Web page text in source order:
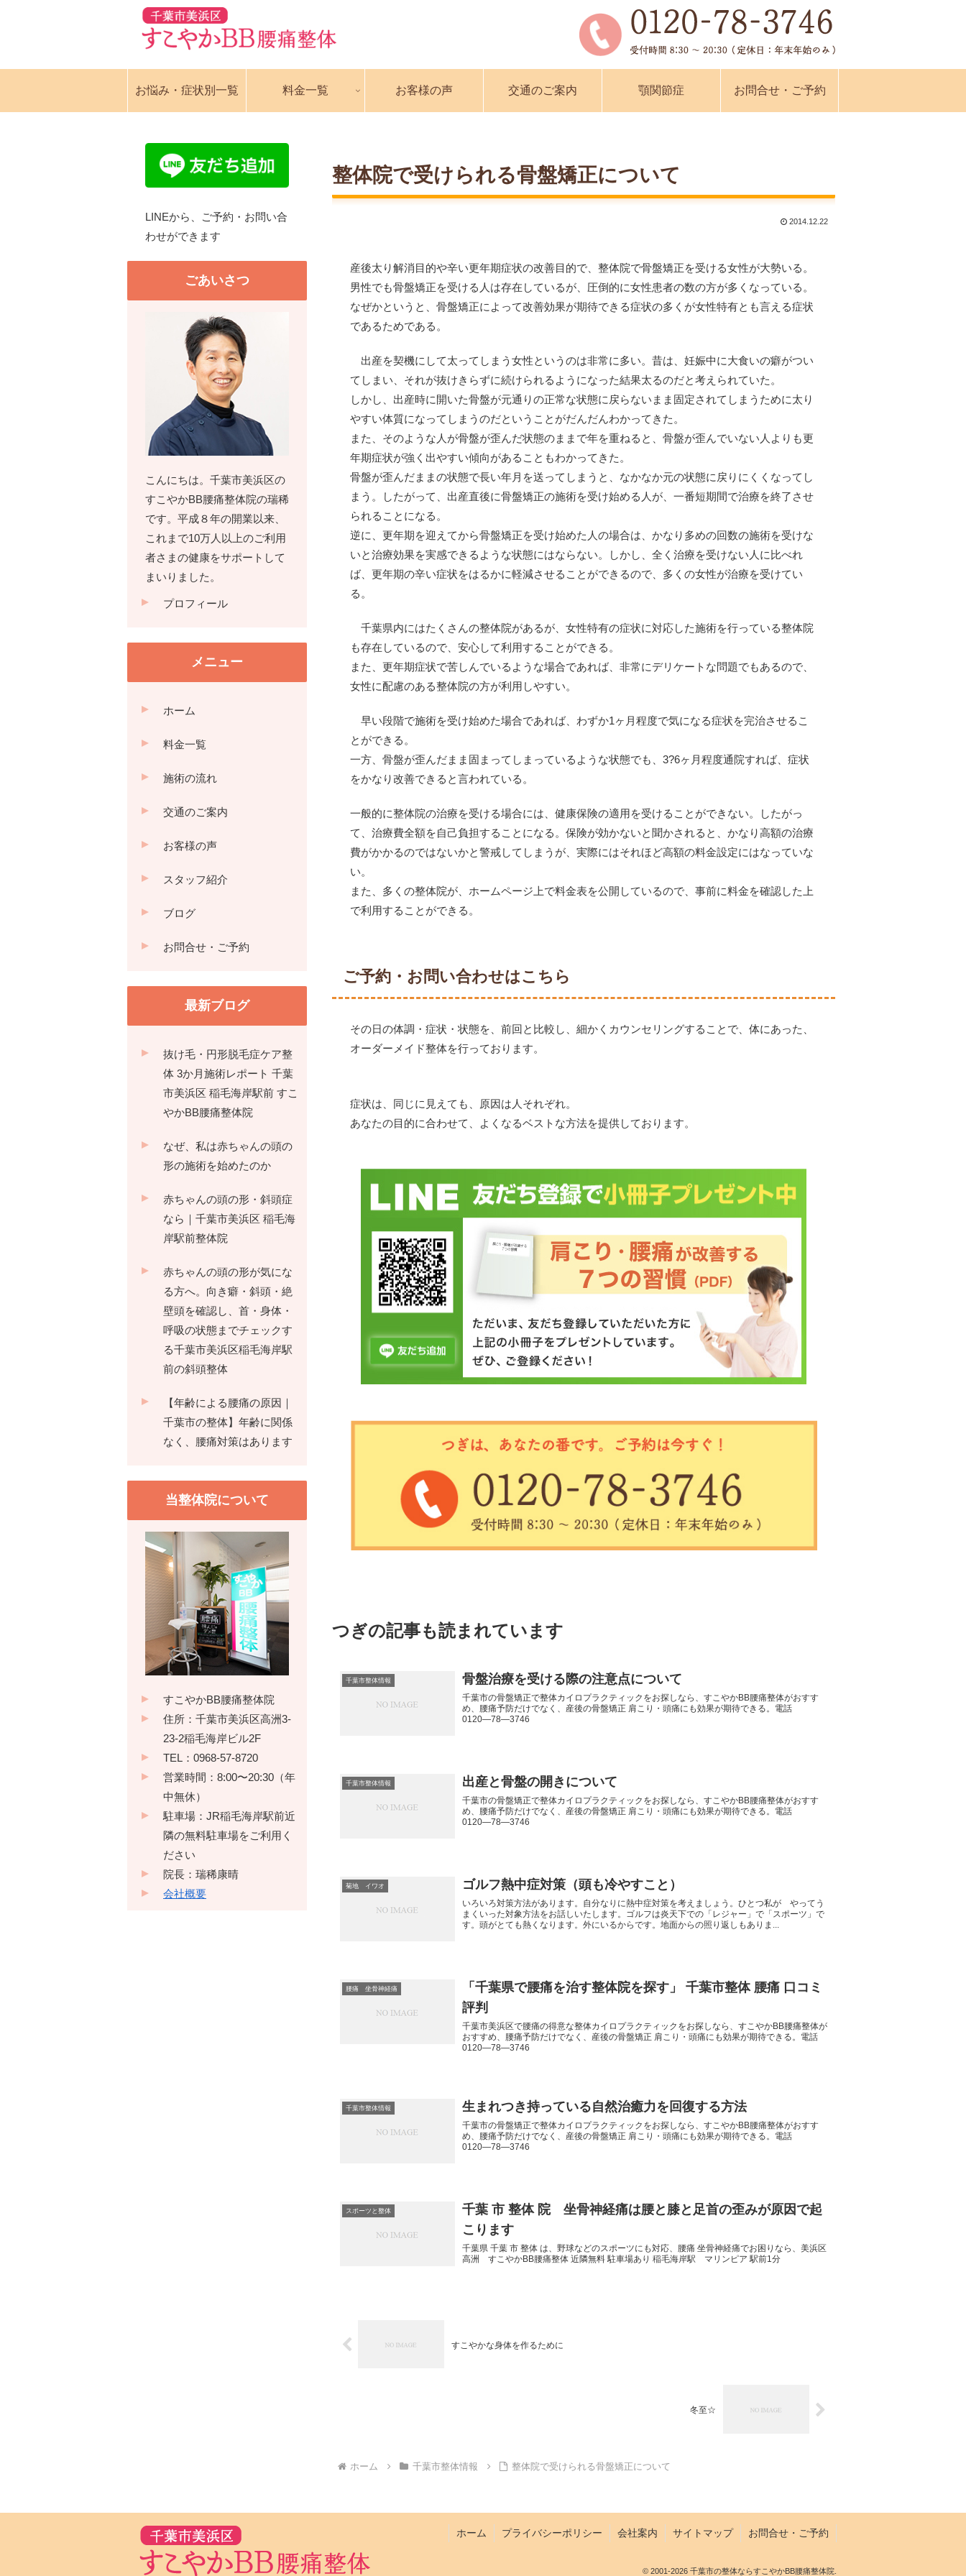
お悩み・症状別一覧 料金一覧 お客様の声 交通のご案内 顎関節症 お問合せ・ご予約
整体院で受けられる骨盤矯正について
2014.12.22
産後太り解消目的や辛い更年期症状の改善目的で、整体院で骨盤矯正を受ける女性が大勢いる。
男性でも骨盤矯正を受ける人は存在しているが、圧倒的に女性患者の数の方が多くなっている。
なぜかというと、骨盤矯正によって改善効果が期待できる症状の多くが女性特有とも言える症状
であるためである。
出産を契機にして太ってしまう女性というのは非常に多い。昔は、妊娠中に大食いの癖がつい
てしまい、それが抜けきらずに続けられるようになった結果太るのだと考えられていた。
しかし、出産時に開いた骨盤が元通りの正常な状態に戻らないまま固定されてしまうために太り
やすい体質になってしまうのだということがだんだんわかってきた。
また、そのような人が骨盤が歪んだ状態のままで年を重ねると、骨盤が歪んでいない人よりも更
年期症状が強く出やすい傾向があることもわかってきた。
骨盤が歪んだままの状態で長い年月を送ってしまうと、なかなか元の状態に戻りにくくなってし
まう。したがって、出産直後に骨盤矯正の施術を受け始める人が、一番短期間で治療を終了させ
られることになる。
逆に、更年期を迎えてから骨盤矯正を受け始めた人の場合は、かなり多めの回数の施術を受けな
いと治療効果を実感できるような状態にはならない。しかし、全く治療を受けない人に比べれ
ば、更年期の辛い症状をはるかに軽減させることができるので、多くの女性が治療を受けてい
る。
千葉県内にはたくさんの整体院があるが、女性特有の症状に対応した施術を行っている整体院
も存在しているので、安心して利用することができる。
また、更年期症状で苦しんでいるような場合であれば、非常にデリケートな問題でもあるので、
女性に配慮のある整体院の方が利用しやすい。
早い段階で施術を受け始めた場合であれば、わずか1ヶ月程度で気になる症状を完治させるこ
とができる。
一方、骨盤が歪んだまま固まってしまっているような状態でも、3?6ヶ月程度通院すれば、症状
をかなり改善できると言われている。
一般的に整体院の治療を受ける場合には、健康保険の適用を受けることができない。したがっ
て、治療費全額を自己負担することになる。保険が効かないと聞かされると、かなり高額の治療
費がかかるのではないかと警戒してしまうが、実際にはそれほど高額の料金設定にはなっていな
い。
また、多くの整体院が、ホームページ上で料金表を公開しているので、事前に料金を確認した上
で利用することができる。
ご予約・お問い合わせはこちら
その日の体調・症状・状態を、前回と比較し、細かくカウンセリングすることで、体にあった、
オーダーメイド整体を行っております。
症状は、同じに見えても、原因は人それぞれ。
あなたの目的に合わせて、よくなるベストな方法を提供しております。
つぎの記事も読まれています
千葉市整体情報 骨盤治療を受ける際の注意点について
千葉市の骨盤矯正で整体カイロプラクティックをお探しなら、すこやかBB腰痛整体がおすす
め、腰痛予防だけでなく、産後の骨盤矯正 肩こり・頭痛にも効果が期待できる。電話
0120―78―3746
千葉市整体情報 出産と骨盤の開きについて
千葉市の骨盤矯正で整体カイロプラクティックをお探しなら、すこやかBB腰痛整体がおすす
め、腰痛予防だけでなく、産後の骨盤矯正 肩こり・頭痛にも効果が期待できる。電話
0120―78―3746
菊地 イワオ ゴルフ熱中症対策（頭も冷やすこと）
いろいろ対策方法があります。自分なりに熱中症対策を考えましょう。ひとつ私が やってう
まくいった対象方法をお話しいたします。ゴルフは炎天下での「レジャー」で「スポーツ」で
す。頭がとても熱くなります。外にいるからです。地面からの照り返しもありま...
腰痛 坐骨神経痛
「千葉県で腰痛を治す整体院を探す」 千葉市整体 腰痛 口コミ
評判
千葉市美浜区で腰痛の得意な整体カイロプラクティックをお探しなら、すこやかBB腰痛整体が
おすすめ、腰痛予防だけでなく、産後の骨盤矯正 肩こり・頭痛にも効果が期待できる。電話
0120―78―3746
千葉市整体情報 生まれつき持っている自然治癒力を回復する方法
千葉市の骨盤矯正で整体カイロプラクティックをお探しなら、すこやかBB腰痛整体がおすす
め、腰痛予防だけでなく、産後の骨盤矯正 肩こり・頭痛にも効果が期待できる。電話
0120―78―3746
スポーツと整体
千葉 市 整体 院 坐骨神経痛は腰と膝と足首の歪みが原因で起
こります
千葉県 千葉 市 整体 は、野球などのスポーツにも対応、腰痛 坐骨神経痛でお困りなら、美浜区
高洲 すこやかBB腰痛整体 近隣無料 駐車場あり 稲毛海岸駅 マリンピア 駅前1分
すこやかな身体を作るために
冬至☆
ホーム 千葉市整体情報 整体院で受けられる骨盤矯正について
LINEから、ご予約・お問い合
わせができます
ごあいさつ
こんにちは。千葉市美浜区の
すこやかBB腰痛整体院の瑞稀
です。平成８年の開業以来、
これまで10万人以上のご利用
者さまの健康をサポートして
まいりました。
プロフィール
メニュー
ホーム
料金一覧
施術の流れ
交通のご案内
お客様の声
スタッフ紹介
ブログ
お問合せ・ご予約
最新ブログ
抜け毛・円形脱毛症ケア整
体 3か月施術レポート 千葉
市美浜区 稲毛海岸駅前 すこ
やかBB腰痛整体院
なぜ、私は赤ちゃんの頭の
形の施術を始めたのか
赤ちゃんの頭の形・斜頭症
なら｜千葉市美浜区 稲毛海
岸駅前整体院
赤ちゃんの頭の形が気にな
る方へ。向き癖・斜頭・絶
壁頭を確認し、首・身体・
呼吸の状態までチェックす
る千葉市美浜区稲毛海岸駅
前の斜頭整体
【年齢による腰痛の原因｜
千葉市の整体】年齢に関係
なく、腰痛対策はあります
当整体院について
すこやかBB腰痛整体院
住所：千葉市美浜区高洲3-
23-2稲毛海岸ビル2F
TEL：0968-57-8720
営業時間：8:00〜20:30（年
中無休）
駐車場：JR稲毛海岸駅前近
隣の無料駐車場をご利用く
ださい
院長：瑞稀康晴
会社概要
ホーム プライバシーポリシー 会社案内 サイトマップ お問合せ・ご予約
© 2001-2026 千葉市の整体ならすこやかBB腰痛整体院.